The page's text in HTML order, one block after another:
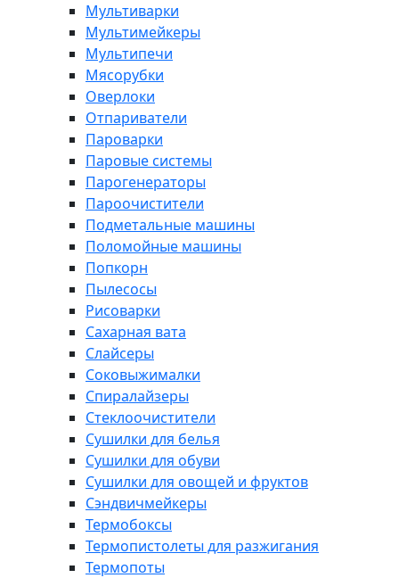
Мультиварки
Мультимейкеры
Мультипечи
Мясорубки
Оверлоки
Отпариватели
Пароварки
Паровые системы
Парогенераторы
Пароочистители
Подметальные машины
Поломойные машины
Попкорн
Пылесосы
Рисоварки
Сахарная вата
Слайсеры
Соковыжималки
Спиралайзеры
Стеклоочистители
Сушилки для белья
Сушилки для обуви
Сушилки для овощей и фруктов
Сэндвичмейкеры
Термобоксы
Термопистолеты для разжигания
Термопоты